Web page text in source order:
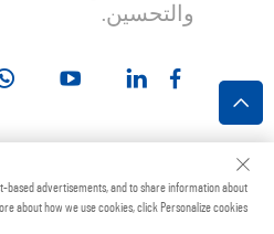
والتحسين.
based advertisements, and to share information about
about how we use cookies, click Personalize cookies.